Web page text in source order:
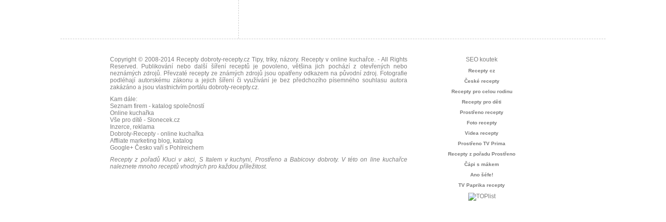
Copyright © 2008-2014 Recepty dobroty-recepty.cz Tipy, triky, názory. Recepty v online kuchařce. - All Rights
Reserved. Publikování nebo další šíření receptů je povoleno, většina jich pochází z otevřených nebo
neznámých zdrojů. Převzaté recepty ze známých zdrojů jsou opatřeny odkazem na původní zdroj. Fotografie
podléhají autorskému zákonu a jejich šíření či využívání je bez předchozího písemného souhlasu autora
zakázáno a jsou vlastnictvím portálu dobroty-recepty.cz.
Kam dále:
Seznam firem - katalog společností
Online kuchařka
Vše pro dítě - Slonecek.cz
Inzerce, reklama
Dobroty-Recepty - online kuchařka
Affliate marketing blog, katalog
Google+ Česko vaří s Pohlreichem
Recepty z pořadů Kluci v akci, S Italem v kuchyni, Prostřeno a Babicovy dobroty. V této on line kuchařce
naleznete mnoho receptů vhodných pro každou příležitost.
SEO koutek
Recepty cz
České recepty
Recepty pro celou rodinu
Recepty pro děti
Prostřeno recepty
Foto recepty
Videa recepty
Prostřeno TV Prima
Recepty z pořadu Prostřeno
Čápi s mákem
Ano šéfe!
TV Paprika recepty